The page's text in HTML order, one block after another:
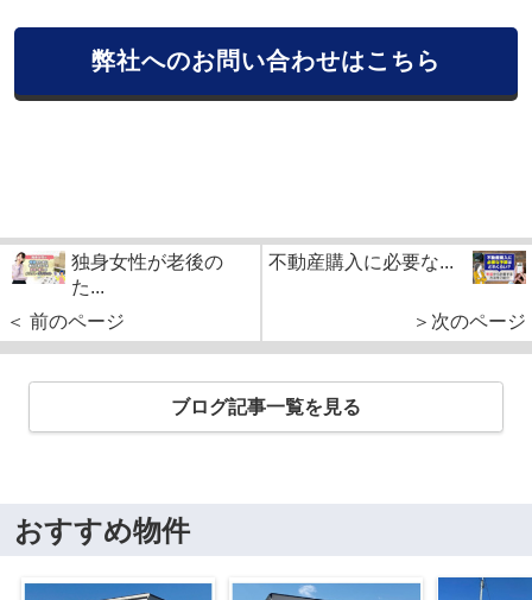
弊社へのお問い合わせはこちら
独身女性が老後の
た...
＜ 前のページ
不動産購入に必要な...
＞次のページ
ブログ記事一覧を見る
おすすめ物件